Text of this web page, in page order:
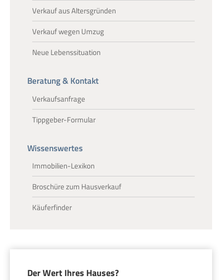
Verkauf aus Altersgründen
Verkauf wegen Umzug
Neue Lebenssituation
Beratung & Kontakt
Verkaufsanfrage
Tippgeber-Formular
Wissenswertes
Immobilien-Lexikon
Broschüre zum Hausverkauf
Käuferfinder
Der Wert Ihres Hauses?